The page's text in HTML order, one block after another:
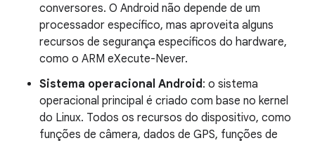
conversores. O Android não depende de um
processador específico, mas aproveita alguns
recursos de segurança específicos do hardware,
como o ARM eXecute-Never.
Sistema operacional Android : o sistema
operacional principal é criado com base no kernel
do Linux. Todos os recursos do dispositivo, como
funções de câmera, dados de GPS, funções de